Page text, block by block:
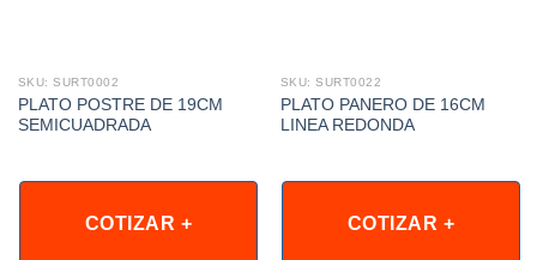
SKU: SURT0002
PLATO POSTRE DE 19CM
SEMICUADRADA
COTIZAR +
SKU: SURT0022
PLATO PANERO DE 16CM
LINEA REDONDA
COTIZAR +